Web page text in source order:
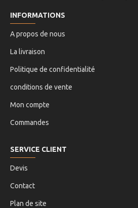
INFORMATIONS
A propos de nous
La livraison
Politique de confidentialité
conditions de vente
Mon compte
Commandes
SERVICE CLIENT
Devis
Contact
Plan de site